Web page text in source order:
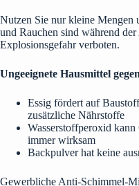
Nutzen Sie nur kleine Mengen
und Rauchen sind während
Explosionsgefahr verboten.
Ungeeignete Hausmittel
Essig fördert auf
zusätzliche Nährstoffe
Wasserstoffperoxid
immer wirksam
Backpulver hat keine
Gewerbliche Anti-Schimmel-